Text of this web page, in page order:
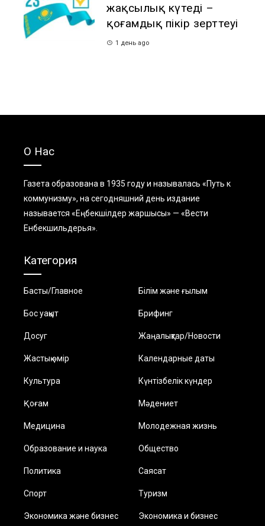
жақсылық күтеді –
қоғамдық пікір зерттеуі
1 день ago
О Нас
Газета образована в 1935 году и называлась «Путь к
коммунизму», на сегодняшний день издание
называется «Еңбекшiлдер жаршысы» — «Вести
Енбекшильдерья».
Категория
Басты/Главное Білім және ғылым
Бос уақыт Брифинг
Досуг Жаңалықтар/Новости
Жастық өмір Календарные даты
Культура Күнтізбелік күндер
Қоғам Мәдениет
Медицина Молодежная жизнь
Образование и наука Общество
Политика Саясат
Спорт Туризм
Экономика және бизнес Экономика и бизнес